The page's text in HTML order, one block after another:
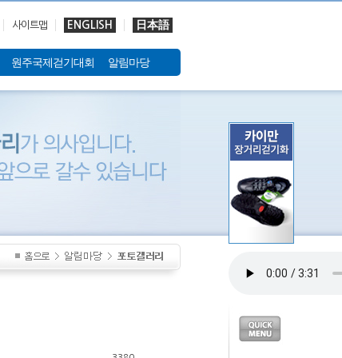
사이트맵 ENGLISH 日本語
원주국제걷기대회 알림마당